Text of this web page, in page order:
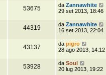
53675 da Zannawhite
29 set 2013, 18:46
44319 da Zannawhite
16 set 2013, 22:04
43137 da pigro
28 ago 2013, 14:12
53928 da Soul
20 lug 2013, 19:22